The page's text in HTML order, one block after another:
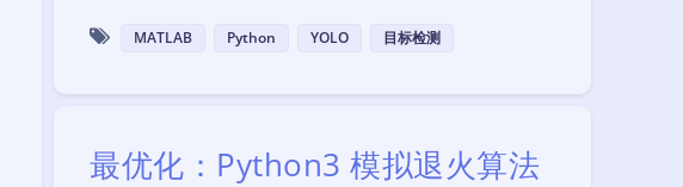
MATLAB Python YOLO 目标检测
最优化：Python3 模拟退火算法